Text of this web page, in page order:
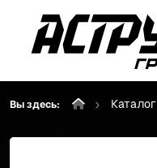
Вы здесь: Каталог